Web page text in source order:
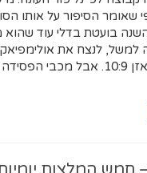
שאומר הסיפור על אותו
בועטת בדלי עוד
למשל, לנצח את
לבאסקוניה במאזן 10:9. אבל